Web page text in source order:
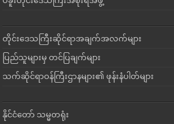
တိုင်းဒေသကြီးဆိုင်ရာအချက်အလက်များ
ပြည်သူများမှ တင်ပြချက်များ
သက်ဆိုင်ရာဝန်ကြီးဌာနများ၏ ဖုန်းနံပါတ်များ
နိုင်ငံတော် သမ္မတရုံး